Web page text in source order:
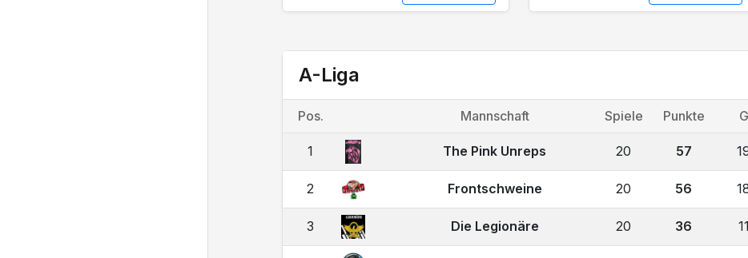
A-Liga
Pos. Mannschaft Spiele Punkte G
1 The Pink Unreps 20 57
2 Frontschweine 20 56
3 Die Legionäre 20 36 11